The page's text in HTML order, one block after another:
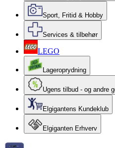
Sport, Fritid & Hobby
Services & tilbehør
LEGO
Lageroprydning
Ugens tilbud - og andre
Elgigantens Kundeklub
Elgiganten Erhverv